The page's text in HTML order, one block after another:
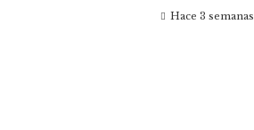
Hace 3 semanas